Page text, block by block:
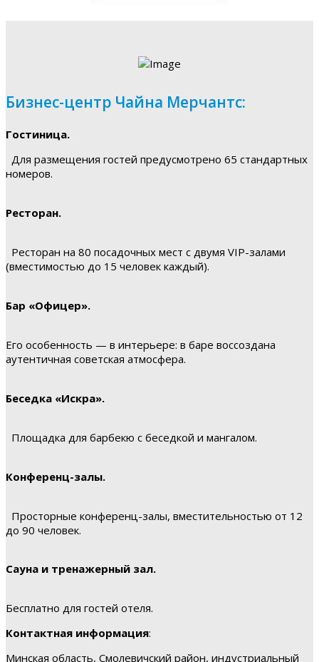
Бизнес-центр Чайна Мерчантс:
Гостиница.
Для размещения гостей предусмотрено 65 стандартных
номеров.
Ресторан.
Ресторан на 80 посадочных мест с двумя VIP-залами
(вместимостью до 15 человек каждый).
Бар «Офицер».
Его особенность — в интерьере: в баре воссоздана
аутентичная советская атмосфера.
Беседка «Искра».
Площадка для барбекю с беседкой и мангалом.
Конференц-залы.
Просторные конференц-залы, вместительностью от 12
до 90 человек.
Сауна и тренажерный зал.
Бесплатно для гостей отеля.
Контактная информация:
Минская область, Смолевичский район, индустриальный